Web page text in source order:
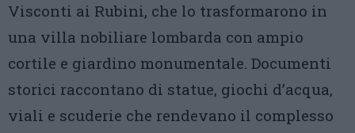
Visconti ai Rubini, che lo trasformarono in
una villa nobiliare lombarda con ampio
cortile e giardino monumentale. Documenti
storici raccontano di statue, giochi d’acqua,
viali e scuderie che rendevano il complesso